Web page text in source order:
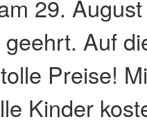
29.
Auf
Preise!
Kinder